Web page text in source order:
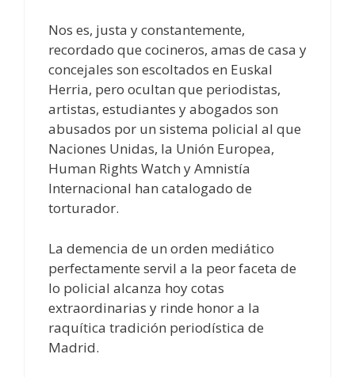
Nos es, justa y constantemente,
recordado que cocineros, amas de casa y
concejales son escoltados en Euskal
Herria, pero ocultan que periodistas,
artistas, estudiantes y abogados son
abusados por un sistema policial al que
Naciones Unidas, la Unión Europea,
Human Rights Watch y Amnistía
Internacional han catalogado de
torturador.
La demencia de un orden mediático
perfectamente servil a la peor faceta de
lo policial alcanza hoy cotas
extraordinarias y rinde honor a la
raquítica tradición periodística de
Madrid.